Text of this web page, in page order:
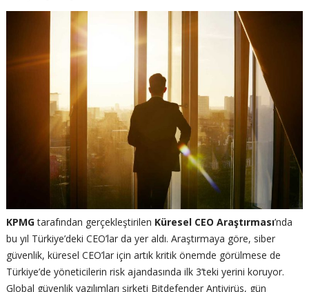
KPMGtarafından gerçekleştirilen Küresel CEO Araştırması’nda
bu yıl Türkiye’deki CEO’lar da yer aldı. Araştırmaya göre, siber
güvenlik, küresel CEO’lar için artık kritik önemde görülmese de
Türkiye’de yöneticilerin risk ajandasında ilk 3’teki yerini koruyor.
Global güvenlik yazılımları şirketi Bitdefender Antivirüs, gün